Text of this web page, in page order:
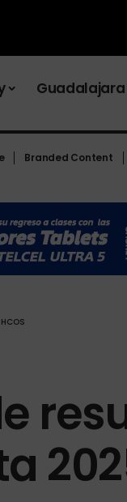
Guadalajara
Branded Content